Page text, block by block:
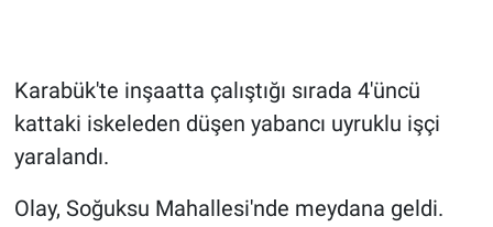
Karabük'te inşaatta çalıştığı sırada 4'üncü
kattaki iskeleden düşen yabancı uyruklu işçi
yaralandı.
Olay, Soğuksu Mahallesi'nde meydana geldi.